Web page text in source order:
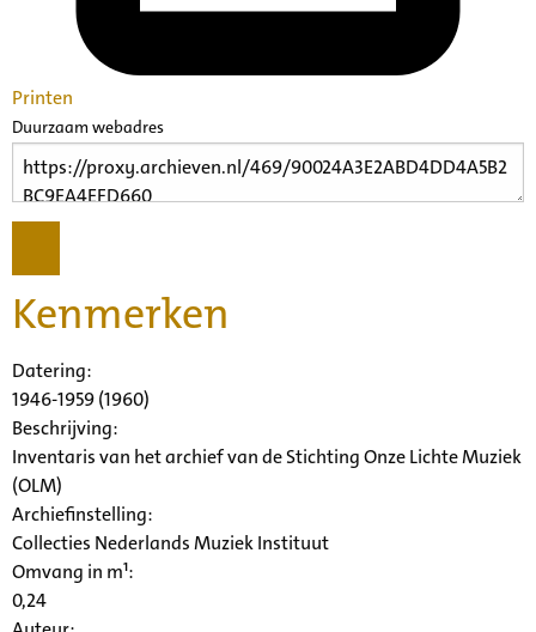
Printen
Duurzaam webadres
Kenmerken
Datering:
1946-1959 (1960)
Beschrijving:
Inventaris van het archief van de Stichting Onze Lichte Muziek
(OLM)
Archiefinstelling:
Collecties Nederlands Muziek Instituut
Omvang in m¹:
0,24